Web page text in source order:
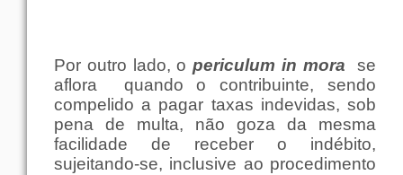
Por outro lado, o periculum in mora
se
aflora
quando ocontribuinte, sendo
compelido a pagar taxas indevidas,sob
pena de multa, não goza da mesma
facilidade de receber o indébito,
sujeitando-se, inclusive ao procedimento